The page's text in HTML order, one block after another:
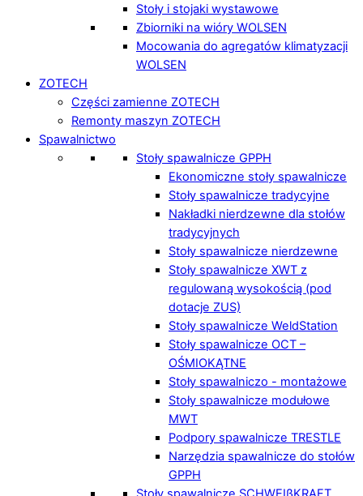
Stoły i stojaki wystawowe
Zbiorniki na wióry WOLSEN
Mocowania do agregatów klimatyzacji
WOLSEN
ZOTECH
Części zamienne ZOTECH
Remonty maszyn ZOTECH
Spawalnictwo
Stoły spawalnicze GPPH
Ekonomiczne stoły spawalnicze
Stoły spawalnicze tradycyjne
Nakładki nierdzewne dla stołów
tradycyjnych
Stoły spawalnicze nierdzewne
Stoły spawalnicze XWT z
regulowaną wysokością (pod
dotacje ZUS)
Stoły spawalnicze WeldStation
Stoły spawalnicze OCT –
OŚMIOKĄTNE
Stoły spawalniczo - montażowe
Stoły spawalnicze modułowe
MWT
Podpory spawalnicze TRESTLE
Narzędzia spawalnicze do stołów
GPPH